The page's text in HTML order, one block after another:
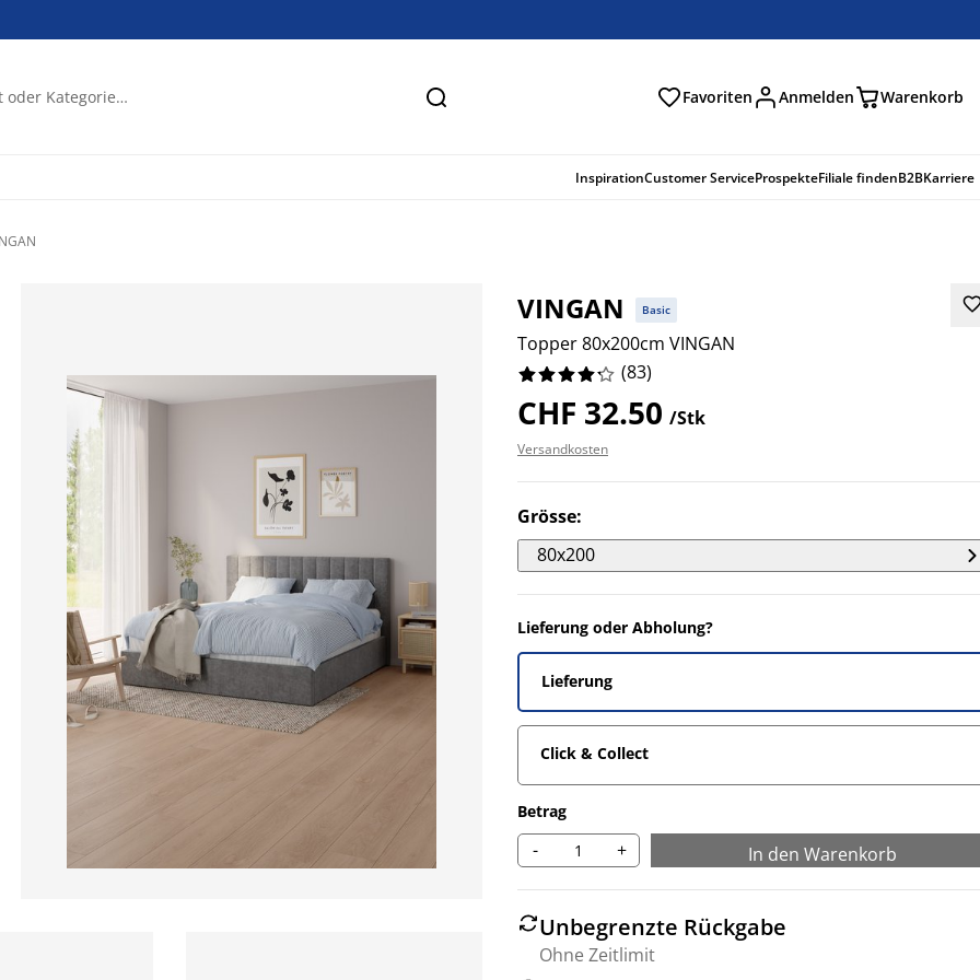
Suchen Favoriten Anmelden Warenkorb
InspirationCustomer ServiceProspekteFiliale findenB2BKarriere
VINGAN Basic
Topper 80x200cm VINGAN
(83)
CHF 32.50 /Stk
Versandkosten
Grösse:
80x200
Lieferung oder Abholung?
Lieferung
Click & Collect
Betrag
- + In den Warenkorb
Unbegrenzte Rückgabe
Ohne Zeitlimit
62.65060240963856%
4.819277108433735%
4.819277108433735%
9.63855421686747%